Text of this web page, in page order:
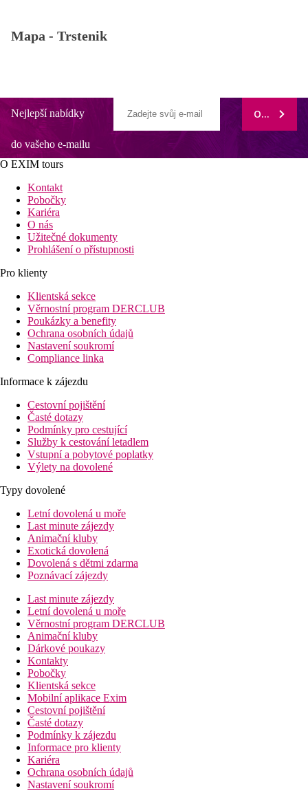
Mapa - Trstenik
Nejlepší nabídky
do vašeho e-mailu
ODEBÍRAT
O EXIM tours
Kontakt
Pobočky
Kariéra
O nás
Užitečné dokumenty
Prohlášení o přístupnosti
Pro klienty
Klientská sekce
Věrnostní program DERCLUB
Poukázky a benefity
Ochrana osobních údajů
Nastavení soukromí
Compliance linka
Informace k zájezdu
Cestovní pojištění
Časté dotazy
Podmínky pro cestující
Služby k cestování letadlem
Vstupní a pobytové poplatky
Výlety na dovolené
Typy dovolené
Letní dovolená u moře
Last minute zájezdy
Animační kluby
Exotická dovolená
Dovolená s dětmi zdarma
Poznávací zájezdy
Last minute zájezdy
Letní dovolená u moře
Věrnostní program DERCLUB
Animační kluby
Dárkové poukazy
Kontakty
Pobočky
Klientská sekce
Mobilní aplikace Exim
Cestovní pojištění
Časté dotazy
Podmínky k zájezdu
Informace pro klienty
Kariéra
Ochrana osobních údajů
Nastavení soukromí